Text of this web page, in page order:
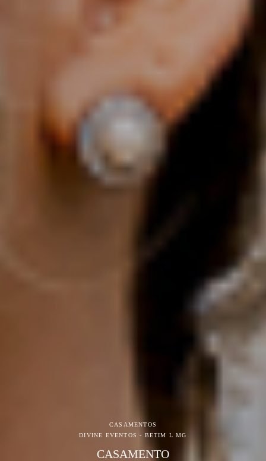
CASAMENTOS
DIVINE EVENTOS - BETIM L MG
CASAMENTO